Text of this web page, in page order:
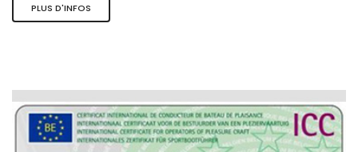
PLUS D'INFOS